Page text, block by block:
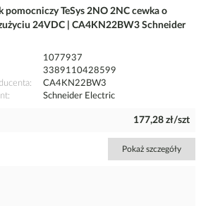
pomocniczy TeSys 2NO 2NC cewka o
24VDC | CA4KN22BW3 Schneider
1077937
3389110428599
CA4KN22BW3
Schneider Electric
177,28 zł/szt
Pokaż szczegóły